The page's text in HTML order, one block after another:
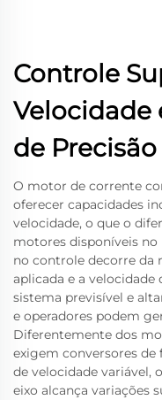
Controle
Velocidade
de Precisão
O motor de corrente
oferecer capacidades
velocidade, o que o
motores disponíveis no
no controle decorre da
aplicada e a
sistema previsível e
e operadores podem
Diferentemente dos
exigem conversores de
de velocidade variável,
eixo alcança variações